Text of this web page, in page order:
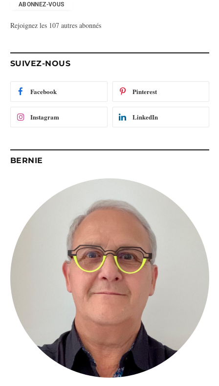
s
m
ABONNEZ-VOUS
Rejoignez les 107 autres abonnés
SUIVEZ-NOUS
Facebook Pinterest
Instagram LinkedIn
BERNIE